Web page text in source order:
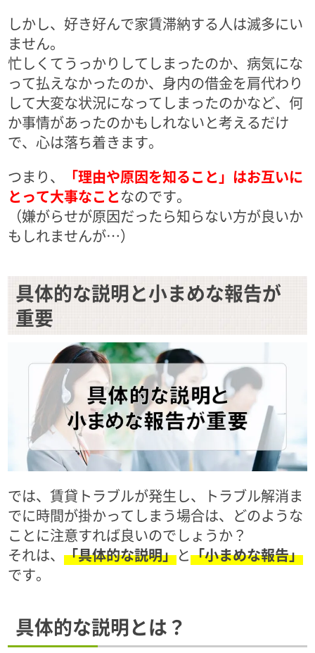
しかし、好き好んで家賃滞納する人は滅多にい
ません。
忙しくてうっかりしてしまったのか、病気にな
って払えなかったのか、身内の借金を肩代わり
して大変な状況になってしまったのかなど、何
か事情があったのかもしれないと考えるだけ
で、心は落ち着きます。
つまり、
「理由や原因を知ること」はお互いに
とって大事なことなのです。
（嫌がらせが原因だったら知らない方が良いか
もしれませんが…）
具体的な説明と小まめな報告が
重要
では、賃貸トラブルが発生し、トラブル解消ま
でに時間が掛かってしまう場合は、どのような
ことに注意すれば良いのでしょうか？
それは、「具体的な説明」と「小まめな報告」
です。
具体的な説明とは？